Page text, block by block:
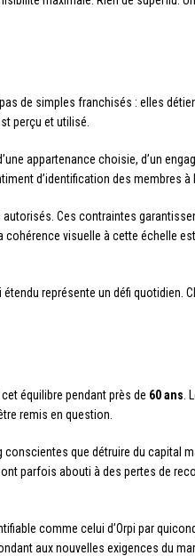
de simples franchisés : elles
perçu et utilisé.
appartenance choisie, d’un
d’identification des membres à
Ces contraintes
cohérence visuelle à cette échelle
représente un défi quotidien.
équilibre pendant près de 60 ans .
remis en question.
que détruire du capital
parfois abouti à des pertes de
comme celui d’Orpi par
aux nouvelles exigences du